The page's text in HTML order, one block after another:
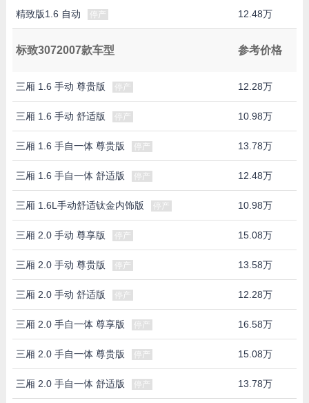
精致版1.6 自动 停产 12.48万
标致3072007款车型 参考价格
三厢 1.6 手动 尊贵版 停产 12.28万
三厢 1.6 手动 舒适版 停产 10.98万
三厢 1.6 手自一体 尊贵版 停产 13.78万
三厢 1.6 手自一体 舒适版 停产 12.48万
三厢 1.6L手动舒适钛金内饰版 停产 10.98万
三厢 2.0 手动 尊享版 停产 15.08万
三厢 2.0 手动 尊贵版 停产 13.58万
三厢 2.0 手动 舒适版 停产 12.28万
三厢 2.0 手自一体 尊享版 停产 16.58万
三厢 2.0 手自一体 尊贵版 停产 15.08万
三厢 2.0 手自一体 舒适版 停产 13.78万